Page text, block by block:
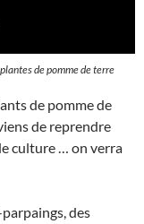
de pomme de terre
de pomme de
de reprendre
culture … on verra
des